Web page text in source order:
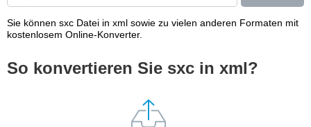
Sie können sxc Datei in xml sowie zu vielen anderen Formaten mit
kostenlosem Online-Konverter.
So konvertieren Sie sxc in xml?